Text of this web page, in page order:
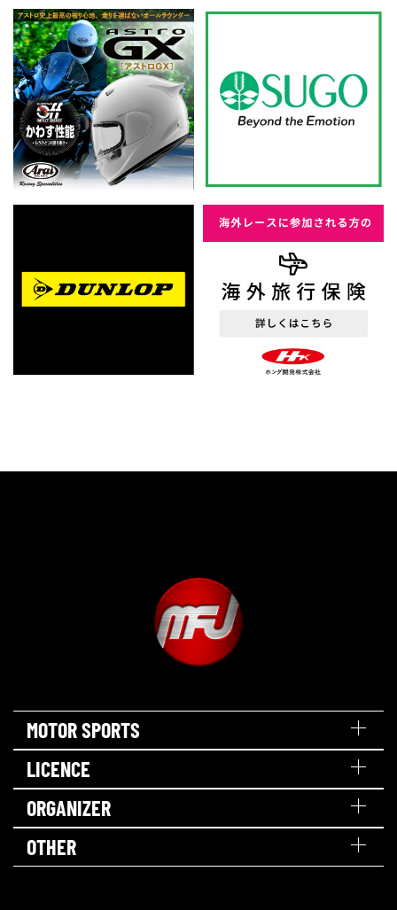
MOTOR SPORTS
LICENCE
ORGANIZER
OTHER